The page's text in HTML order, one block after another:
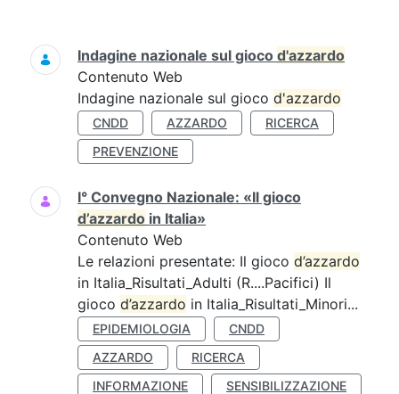
Ricerca
Indagine nazionale sul gioco d'azzardo
Contenuto Web
Indagine nazionale sul gioco d'azzardo
CNDD AZZARDO
RICERCA
PREVENZIONE
I° Convegno Nazionale: «Il gioco
d’azzardo in Italia»
Contenuto Web
Le relazioni presentate: Il gioco d’azzardo
in Italia_Risultati_Adulti (R....Pacifici) Il
gioco d’azzardo in Italia_Risultati_Minori...
EPIDEMIOLOGIA
CNDD
AZZARDO
RICERCA
INFORMAZIONE
SENSIBILIZZAZIONE